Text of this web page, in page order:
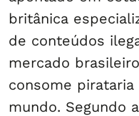
britânica
de conteúdos
mercado
consome
mundo. Segundo